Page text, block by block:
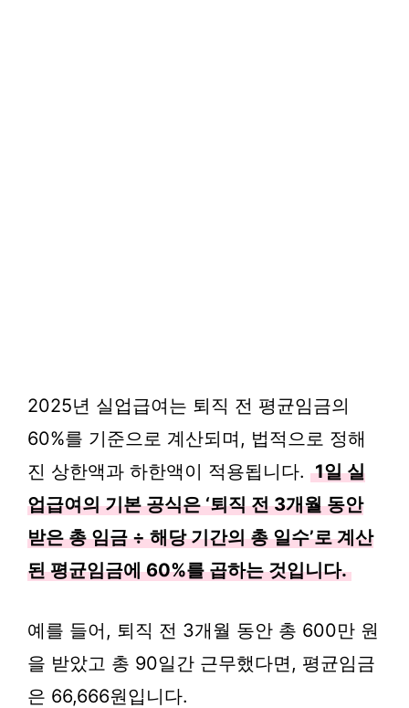
2025년 실업급여는 퇴직 전 평균임금의
60%를 기준으로 계산되며, 법적으로 정해
진 상한액과 하한액이 적용됩니다. 1일 실
업급여의 기본 공식은 ‘퇴직 전 3개월 동안
받은 총 임금 ÷ 해당 기간의 총 일수’로 계산
된 평균임금에 60%를 곱하는 것입니다.
예를 들어, 퇴직 전 3개월 동안 총 600만 원
을 받았고 총 90일간 근무했다면, 평균임금
은 66,666원입니다.